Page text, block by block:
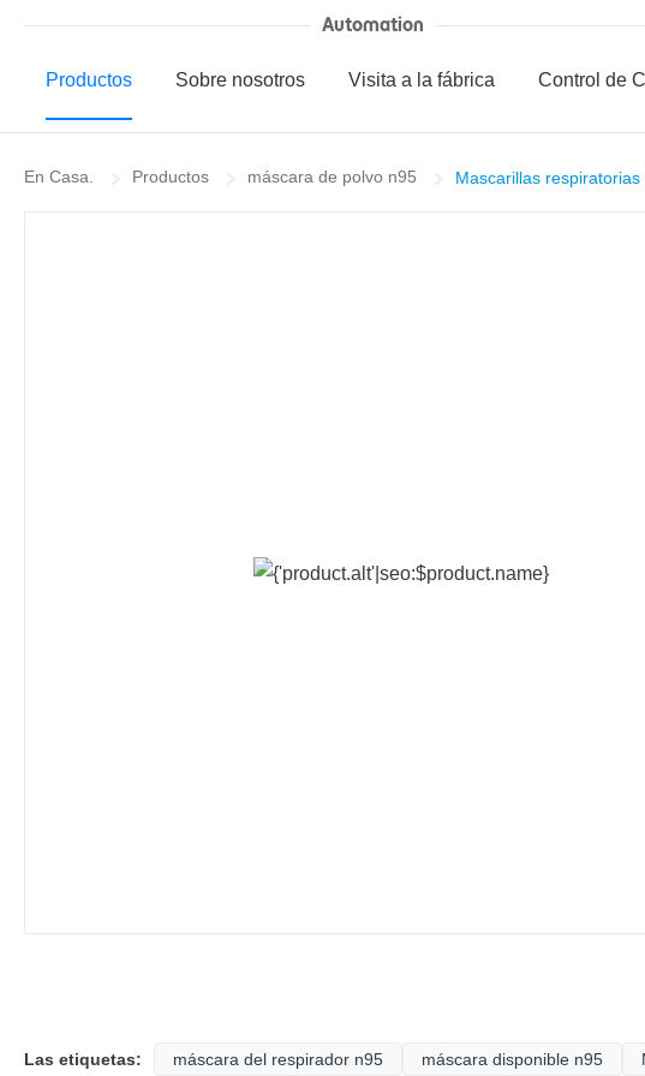
Automation
Productos Sobre nosotros Visita a la fábrica Control de
En Casa. Productos máscara de polvo n95 Mascarillas
Las etiquetas: máscara del respirador n95 máscara disponible n95